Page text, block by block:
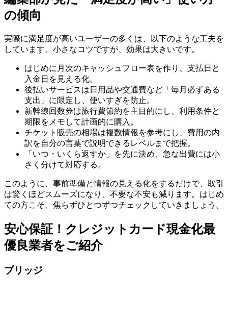
の傾向
実際に満足度が高いユーザーの多くは、以下のような工夫を
しています。小さなコツですが、効果は大きいです。
はじめに月次のキャッシュフロー表を作り、支払日と
入金日を見える化。
後払いサービスは日用品や交通費など「毎月必ずある
支出」に限定し、使いすぎを防止。
新幹線回数券は旅行費節約を主目的にし、利用条件と
期限をメモして計画的に購入。
チケット販売の相場は複数情報を参考にし、費用の内
訳を自分の言葉で説明できるレベルまで把握。
「いつ・いくら返すか」を先に決め、急な出費には小
さく分けて対応する。
このように、事前準備と情報の見える化をするだけで、取引
は驚くほどスムーズになり、不要な不安も減ります。はじめ
ての方こそ、焦らずひとつずつチェックしていきましょう。
安心保証！クレジットカード現金化最
優良業者をご紹介
ブリッジ